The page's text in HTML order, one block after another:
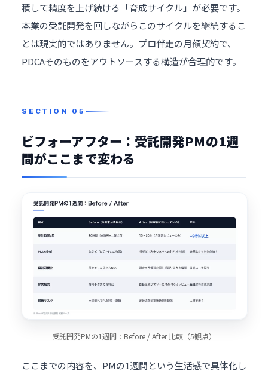
積して精度を上げ続ける「育成サイクル」が必要です。
本業の受託開発を回しながらこのサイクルを継続するこ
とは現実的ではありません。プロ伴走の月額契約で、
PDCAそのものをアウトソースする構造が合理的です。
ビフォーアフター：受託開発PMの1週
間がここまで変わる
受託開発PMの1週間：Before / After 比較（5観点）
ここまでの内容を、PMの1週間という生活感で具体化し